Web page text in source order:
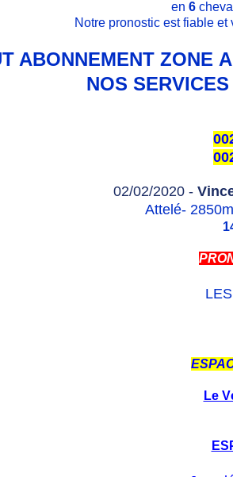
en 6
Notre pronostic est fiable
ABONNEMENT ZONE
NOS
02/02/2020 -
Attelé-
Le